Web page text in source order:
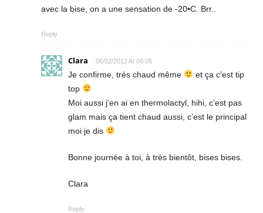
avec la bise, on a une sensation de -20•C. Brr..
Reply
Clara 06/02/2012 At 09:05
Je confirme, très chaud même
et ça c’est tip
top
Moi aussi j’en ai en thermolactyl, hihi, c’est pas
glam mais ça tient chaud aussi, c’est le principal
moi je dis
Bonne journée à toi, à très bientôt, bises bises.
Clara
Reply